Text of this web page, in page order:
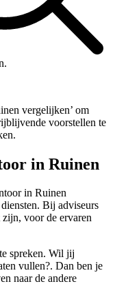
vergelijken’ om
voorstellen te
in Ruinen
in Ruinen
Bij adviseurs
voor de ervaren
spreken. Wil jij
vullen?. Dan ben je
naar de andere